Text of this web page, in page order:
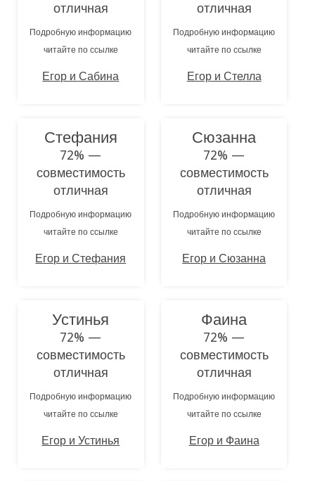
отличная
Подробную информацию
читайте по ссылке
Егор и Сабина
отличная
Подробную информацию
читайте по ссылке
Егор и Стелла
Стефания
72% —
совместимость
отличная
Подробную информацию
читайте по ссылке
Егор и Стефания
Сюзанна
72% —
совместимость
отличная
Подробную информацию
читайте по ссылке
Егор и Сюзанна
Устинья
72% —
совместимость
отличная
Подробную информацию
читайте по ссылке
Егор и Устинья
Фаина
72% —
совместимость
отличная
Подробную информацию
читайте по ссылке
Егор и Фаина